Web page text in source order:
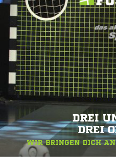
DREI
DREI
WIR BRINGEN DICH